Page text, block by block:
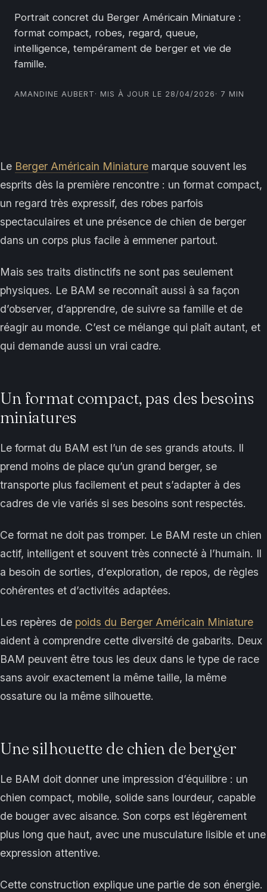
Portrait concret du Berger Américain Miniature :
format compact, robes, regard, queue,
intelligence, tempérament de berger et vie de
famille.
AMANDINE AUBERT · MIS À JOUR LE 28/04/2026 · 7 MIN
Le Berger Américain Miniature marque souvent les
esprits dès la première rencontre : un format compact,
un regard très expressif, des robes parfois
spectaculaires et une présence de chien de berger
dans un corps plus facile à emmener partout.
Mais ses traits distinctifs ne sont pas seulement
physiques. Le BAM se reconnaît aussi à sa façon
d’observer, d’apprendre, de suivre sa famille et de
réagir au monde. C’est ce mélange qui plaît autant, et
qui demande aussi un vrai cadre.
Un format compact, pas des besoins
miniatures
Le format du BAM est l’un de ses grands atouts. Il
prend moins de place qu’un grand berger, se
transporte plus facilement et peut s’adapter à des
cadres de vie variés si ses besoins sont respectés.
Ce format ne doit pas tromper. Le BAM reste un chien
actif, intelligent et souvent très connecté à l’humain. Il
a besoin de sorties, d’exploration, de repos, de règles
cohérentes et d’activités adaptées.
Les repères de poids du Berger Américain Miniature
aident à comprendre cette diversité de gabarits. Deux
BAM peuvent être tous les deux dans le type de race
sans avoir exactement la même taille, la même
ossature ou la même silhouette.
Une silhouette de chien de berger
Le BAM doit donner une impression d’équilibre : un
chien compact, mobile, solide sans lourdeur, capable
de bouger avec aisance. Son corps est légèrement
plus long que haut, avec une musculature lisible et une
expression attentive.
Cette construction explique une partie de son énergie.